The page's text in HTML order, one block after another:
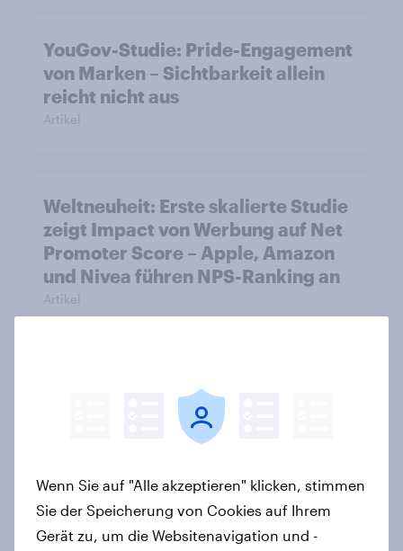
YouGov-Studie: Pride-Engagement
von Marken – Sichtbarkeit allein
reicht nicht aus
Artikel
Weltneuheit: Erste skalierte Studie
zeigt Impact von Werbung auf Net
Promoter Score – Apple, Amazon
und Nivea führen NPS-Ranking an
Artikel
Maßgeschneiderte Reisen per
Prompt: Was Urlauber von
personalisierter KI erwarten, und
Reiseplanung bereits genutzt
werden
Wenn Sie auf "Alle akzeptieren" klicken, stimmen
Sie der Speicherung von Cookies auf Ihrem
Gerät zu, um die Websitenavigation und -